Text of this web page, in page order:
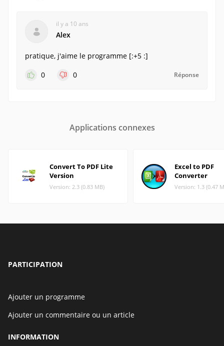
il y a 10 ans
Alex
pratique, j'aime le programme [:+5 :]
0
0 Réponse
Applications connexes
Convert To PDF Lite
Version
Version: 2.3 (0.83 MB)
Excel to PDF
Converter
Version: 1.3 (0.47
PARTICIPATION
Ajouter un programme
Ajouter un commentaire ou un article
INFORMATION